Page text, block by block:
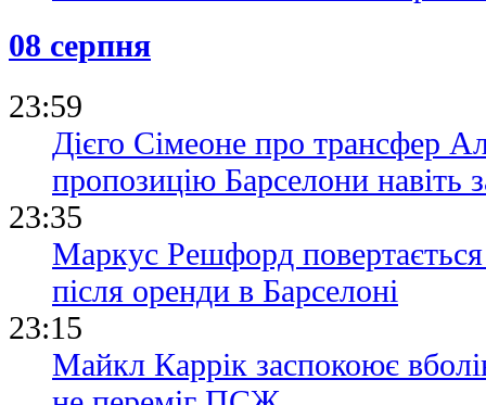
08 серпня
23:59
Дієго Сімеоне про трансфер
пропозицію Барселони навіть
23:35
Маркус Решфорд
після оренди в Барселоні
23:15
Майкл Каррік заспокоює